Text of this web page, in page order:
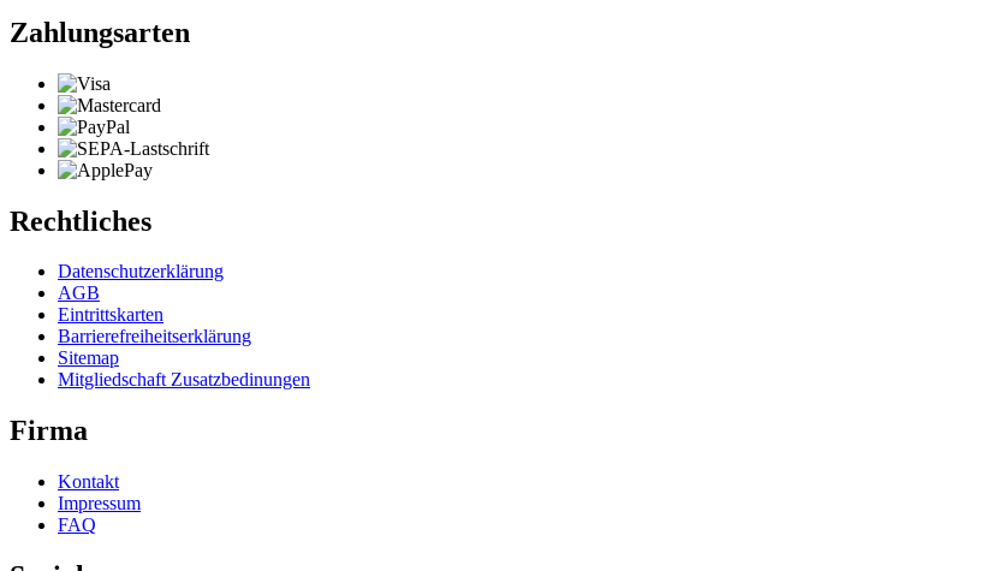
Zahlungsarten
Rechtliches
Datenschutzerklärung
AGB
Eintrittskarten
Barrierefreiheitserklärung
Sitemap
Mitgliedschaft Zusatzbedinungen
Firma
Kontakt
Impressum
FAQ